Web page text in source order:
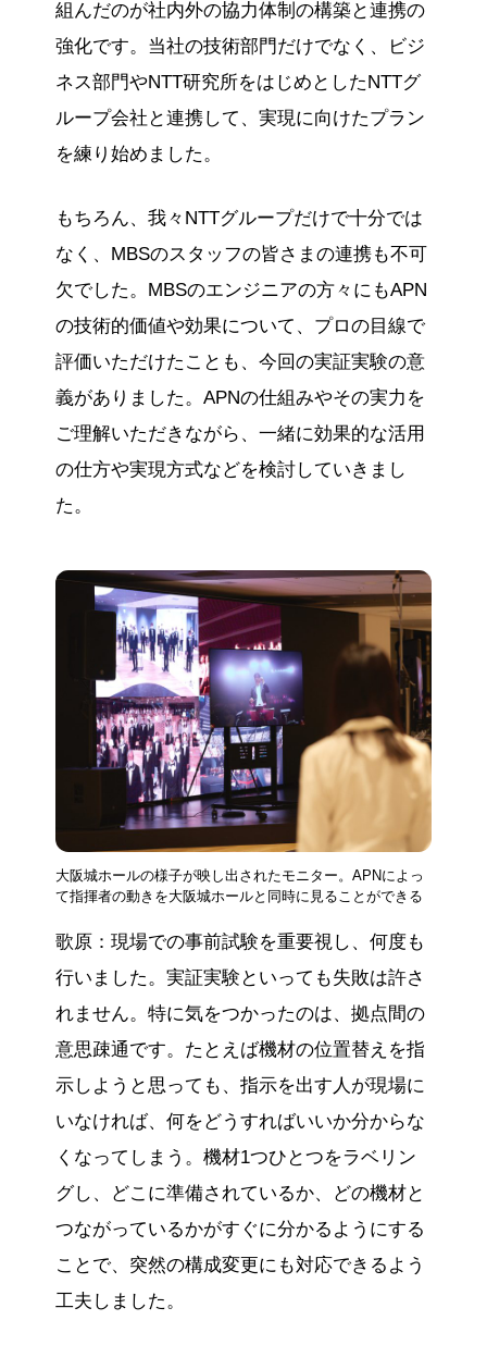
組んだのが社内外の協力体制の構築と連携の
強化です。当社の技術部門だけでなく、ビジ
ネス部門やNTT研究所をはじめとしたNTTグ
ループ会社と連携して、実現に向けたプラン
を練り始めました。
もちろん、我々NTTグループだけで十分では
なく、MBSのスタッフの皆さまの連携も不可
欠でした。MBSのエンジニアの方々にもAPN
の技術的価値や効果について、プロの目線で
評価いただけたことも、今回の実証実験の意
義がありました。APNの仕組みやその実力を
ご理解いただきながら、一緒に効果的な活用
の仕方や実現方式などを検討していきまし
た。
大阪城ホールの様子が映し出されたモニター。APNによっ
て指揮者の動きを大阪城ホールと同時に見ることができる
歌原：現場での事前試験を重要視し、何度も
行いました。実証実験といっても失敗は許さ
れません。特に気をつかったのは、拠点間の
意思疎通です。たとえば機材の位置替えを指
示しようと思っても、指示を出す人が現場に
いなければ、何をどうすればいいか分からな
くなってしまう。機材1つひとつをラベリン
グし、どこに準備されているか、どの機材と
つながっているかがすぐに分かるようにする
ことで、突然の構成変更にも対応できるよう
工夫しました。